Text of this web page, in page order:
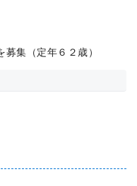
集（定年６２歳）